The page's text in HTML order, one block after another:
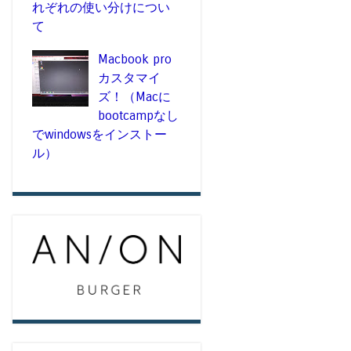
れぞれの使い分けについ
て
Macbook pro
カスタマイ
ズ！（Macに
bootcampなし
でwindowsをインストー
ル）